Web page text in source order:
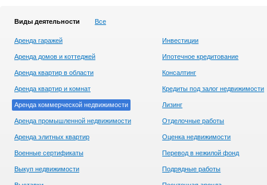
Виды деятельности Все
Аренда гаражей
Аренда домов и коттеджей
Аренда квартир в области
Аренда квартир и комнат
Аренда коммерческой недвижимости
Аренда промышленной недвижимости
Аренда элитных квартир
Военные сертификаты
Выкуп недвижимости
Инвестиции
Ипотечное кредитование
Консалтинг
Кредиты под залог недвижимости
Лизинг
Отделочные работы
Оценка недвижимости
Перевод в нежилой фонд
Подрядные работы